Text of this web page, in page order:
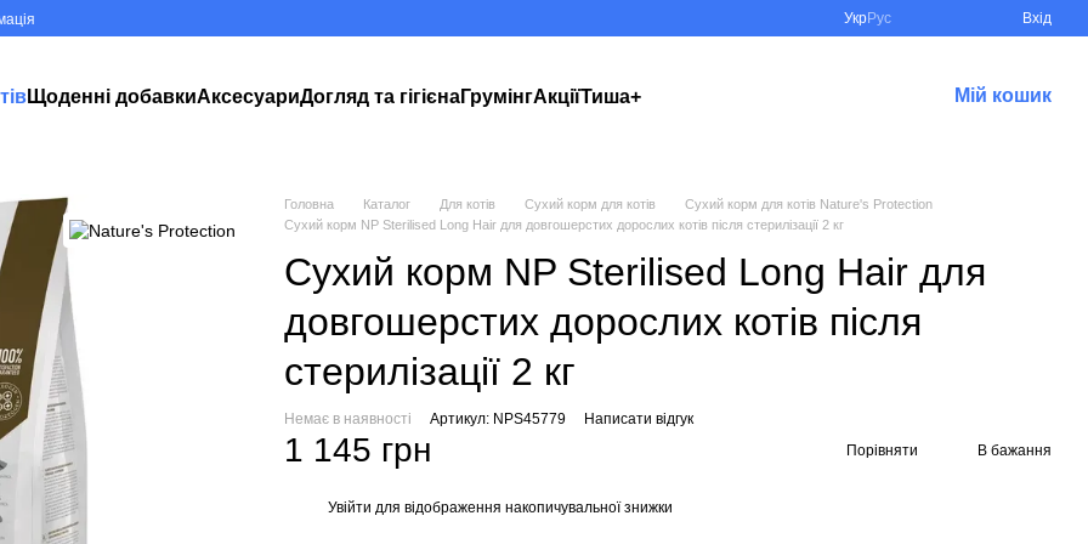
УкрРус Вхід
Щоденні добавкиАксесуариДогляд та гігієнаГрумінгАкціїТиша+ Мій кошик
Головна Каталог Для котів Сухий корм для котів
Сухий корм для котів Nature's Protection
Сухий корм NP Sterilised Long Hair для довгошерстих дорослих котів після стерилізації 2 кг
Сухий корм NP Sterilised Long Hair для
довгошерстих дорослих котів після
стерилізації 2 кг
Немає в наявності Артикул: NPS45779 Написати відгук
1 145 грн Порівняти В бажання
Увійти для відображення накопичувальної знижки